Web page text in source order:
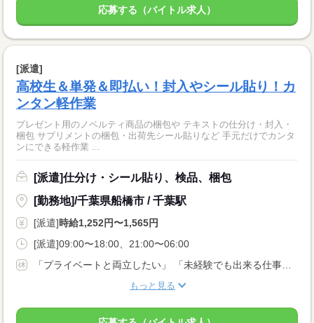
応募する（バイトル求人）
[派遣]
高校生＆単発＆即払い！封入やシール貼り！カ
ンタン軽作業
プレゼント用のノベルティ商品の梱包や テキストの仕分け・封入・
梱包 サプリメントの梱包・出荷先シール貼りなど 手元だけでカンタ
ンにできる軽作業 ...
[派遣]仕分け・シール貼り、検品、梱包
[勤務地]/千葉県船橋市 / 千葉駅
[派遣]時給1,252円〜1,565円
[派遣]09:00〜18:00、21:00〜06:00
「プライベートと両立したい」 「未経験でも出来る仕事がしたい」 など… 応募理由は何でもOK！
もっと見る